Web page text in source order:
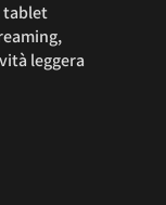
tablet
leggera